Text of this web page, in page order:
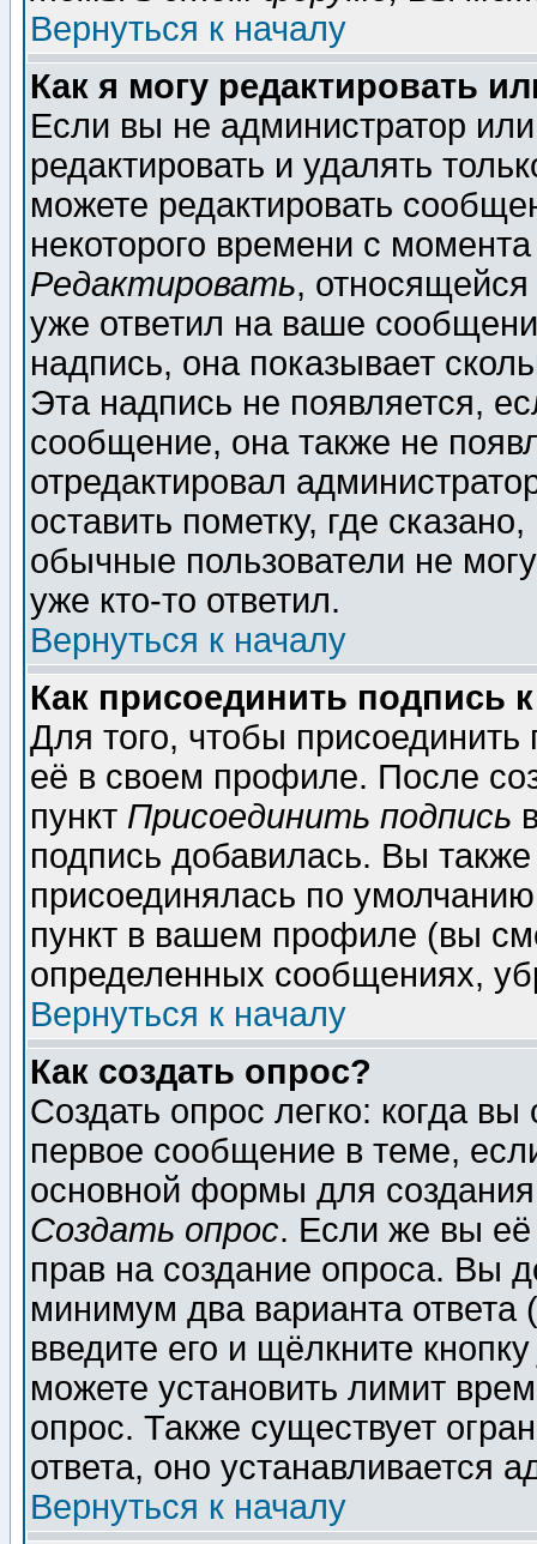
Вернуться к началу
Как я могу редактировать
Если вы не администратор
редактировать и удалять
можете редактировать
некоторого времени с
Редактировать,
уже ответил на ваше
надпись, она показывает
Эта надпись не появляется,
сообщение, она также не
отредактировал
оставить пометку, где
обычные пользователи не
уже кто-то ответил.
Вернуться к началу
Как присоединить подпись
Для того, чтобы
её в своем профиле. После
пункт Присоединить подпись
подпись добавилась. Вы
присоединялась по
пункт в вашем профиле (вы
определенных сообщениях,
Вернуться к началу
Как создать опрос?
Создать опрос легко: когда
первое сообщение в теме,
основной формы для
Создать опрос. Если же вы её
прав на создание опроса. Вы
минимум два варианта ответа
введите его и щёлкните
можете установить лимит
опрос. Также существует
ответа, оно устанавливается
Вернуться к началу